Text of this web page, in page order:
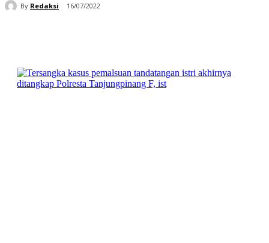
By Redaksi 16/07/2022